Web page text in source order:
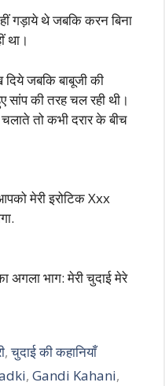
गड़ाये थे जबकि करन बिना
था।
जबकि बाबूजी की
सांप की तरह चल रही थी।
तो कभी दरार के बीच
मेरी इरोटिक Xxx
अगला भाग: मेरी चुदाई मेरे
,चुदाई की कहानियाँ
,Gandi Kahani,